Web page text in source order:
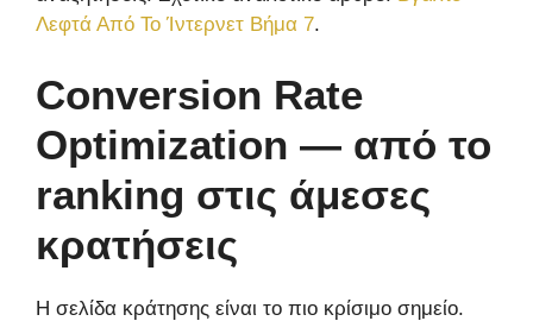
Λεφτά Από Το Ίντερνετ Βήμα 7.
Conversion Rate
Optimization — από το
ranking στις άμεσες
κρατήσεις
Η σελίδα κράτησης είναι το πιο κρίσιμο σημείο.